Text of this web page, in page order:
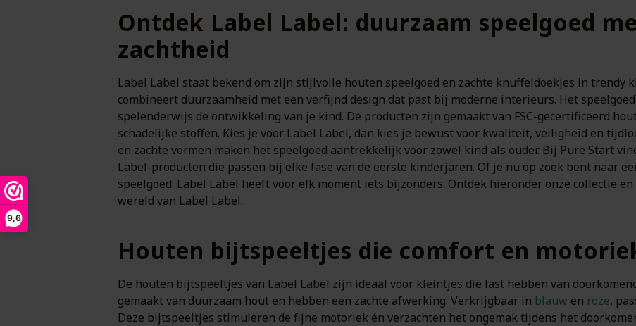
9,6
Ontdek Label Label: duurzaam speelgoed
zachtheid
Label Label staat bekend om zijn stijlvolle houten speelgoed en zachte knuffeldoekjes in trendy
combineert duurzaamheid met een verfijnd design dat past bij moderne interieurs. Het
spelenderwijs de ontwikkeling van je kind. De producten zijn gemaakt van FSC-gecertificeerd
schadelijke stoffen. Kies je voor Label Label, dan kies je bewust voor kwaliteit, veiligheid en
en zachte vormen maken het speelgoed aantrekkelijk voor zowel kind als ouder. Bij Pure Start
Label-producten die passen bij elke fase van de eerste kinderjaren. Of je nu op zoek bent naar
speelgoed: Label Label heeft voor elk moment iets bijzonders. Ontdek hieronder onze collectie
wereld van Label Label.
Houten bijtspeeltjes die comfort en
De houten bijtspeeltjes van Label Label zijn ideaal voor kleintjes die last hebben van
gemaakt van duurzaam hout en hebben een zachte afwerking. Verkrijgbaar in blauw en roze,
Deze bijtspeeltjes stimuleren de fijne motoriek én verzachten het ongemak tijdens het